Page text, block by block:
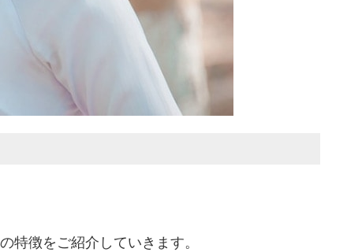
特徴をご紹介していきます。